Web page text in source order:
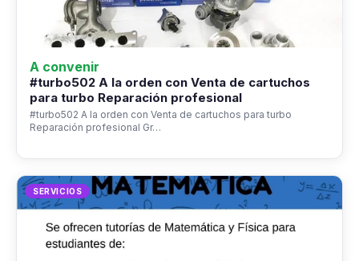
A convenir
#turbo502 A la orden con Venta de cartuchos
para turbo Reparación profesional
#turbo502 A la orden con Venta de cartuchos para turbo
Reparación profesional Gr…
SERVICIOS